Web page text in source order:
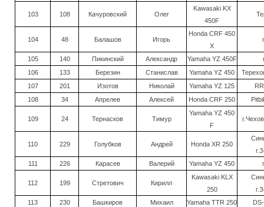
103 108 Качуровский Олег
Kawasaki KX
450F
104 48 Балашов Игорь
Honda CRF 450
X
105 140 Пикинский Александр Yamaha YZ 450F
106
133 Березин Станислав Yamaha YZ 450
107
201 Изотов Николай Yamaha YZ 125
108
34 Апрелев Алексей Honda CRF 250
109 24 Тернасков Тимур
Yamaha YZ 450
F
110 229 Голубков Андрей Honda XR 250
111
226 Карасев Валерий Yamaha YZ 450
112 199 Стретович Кирилл
Kawasaki KLX
250
113
230 Башкиров Михаил Yamaha TTR 250